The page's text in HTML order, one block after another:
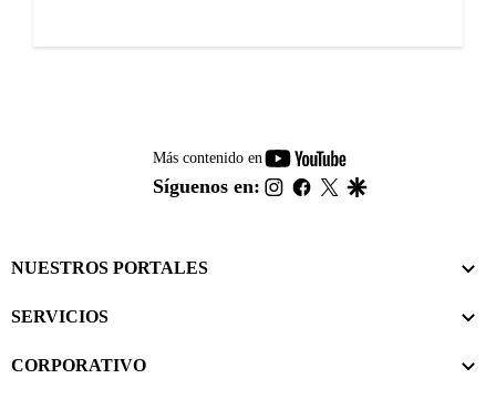
Más contenido en
youtube-
footer
Síguenos en: instagram
facebook
twitter
NUESTROS PORTALES
SERVICIOS
CORPORATIVO